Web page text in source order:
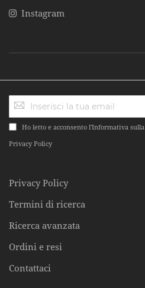
Instagram
Ho letto e acconsento l'Informativa sulla
Privacy Policy
Privacy Policy
Termini di ricerca
Ricerca avanzata
Ordini e resi
Contattaci